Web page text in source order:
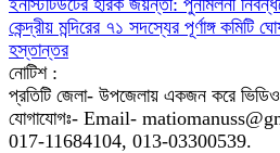
ইনস্টিটিউটের হীরক জয়ন্তী: পুনর্মিলনী
কেন্দ্রীয় মন্দিরের ৭১ সদস্যের পূর্ণাঙ্গ কমিটি
হস্তান্তর
নোটিশ :
প্রতিটি জেলা- উপজেলায় একজন করে
যোগাযোগঃ- Email-
017-11684104, 013-03300539.